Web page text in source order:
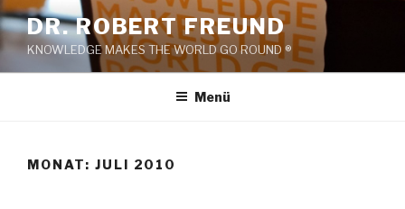
Zum
Inhalt
springen
DR. ROBERT FREUND
KNOWLEDGE MAKES THE WORLD GO ROUND ®
Menü
MONAT: JULI 2010